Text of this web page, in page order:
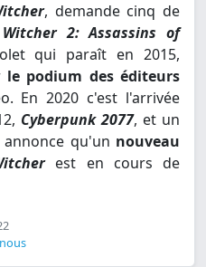
, demande cinq de
2: Assassins of
qui paraît en 2015,
le podium des éditeurs
En 2020 c'est l'arrivée
Cyberpunk 2077, et un
qu'un nouveau
est en cours de